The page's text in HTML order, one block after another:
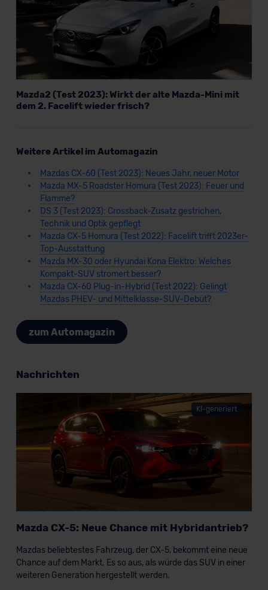
Mazda2 (Test 2023): Wirkt der alte Mazda-Mini mit
dem 2. Facelift wieder frisch?
Weitere Artikel im Automagazin
Mazdas CX-60 (Test 2023): Neues Jahr, neuer Motor
Mazda MX-5 Roadster Homura (Test 2023): Feuer und
Flamme?
DS 3 (Test 2023): Crossback-Zusatz gestrichen,
Technik und Optik gepflegt
Mazda CX-5 Homura (Test 2022): Facelift trifft 2023er-
Top-Ausstattung
Mazda MX-30 oder Hyundai Kona Elektro: Welches
Kompakt-SUV stromert besser?
Mazda CX-60 Plug-in-Hybrid (Test 2022): Gelingt
Mazdas PHEV- und Mittelklasse-SUV-Debüt?
zum Automagazin
Nachrichten
KI-generiert
Mazda CX-5: Neue Chance mit Hybridantrieb?
Mazdas beliebtestes Fahrzeug, der CX-5, bekommt eine neue
Chance auf dem Markt. Es so aus, als würde das SUV in einer
weiteren Generation hergestellt werden.